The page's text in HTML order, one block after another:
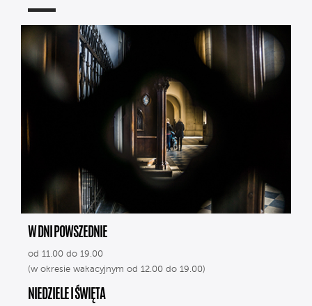
W DNI POWSZEDNIE
od 11.00 do 19.00
(w okresie wakacyjnym od 12.00 do 19.00)
NIEDZIELE I ŚWIĘTA